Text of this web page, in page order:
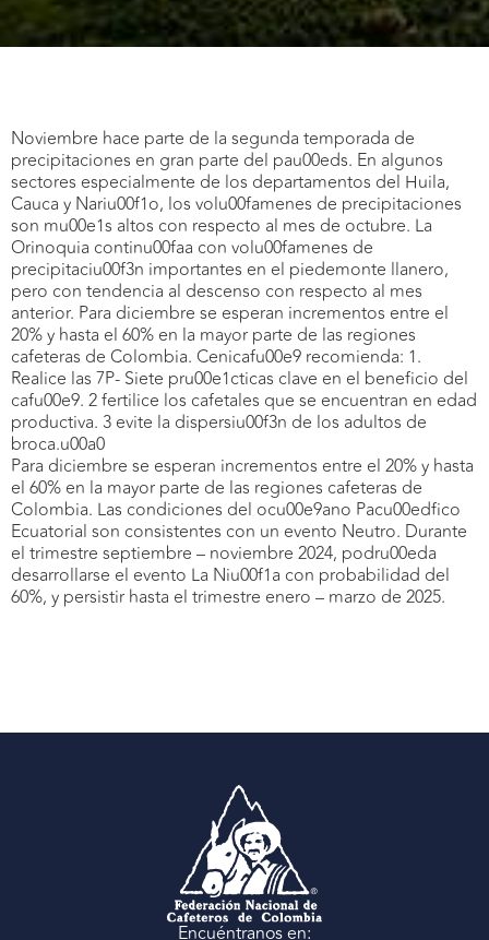
Noviembre hace parte de la segunda temporada de
precipitaciones en gran parte del pau00eds. En algunos
sectores especialmente de los departamentos del Huila,
Cauca y Nariu00f1o, los volu00famenes de precipitaciones
son mu00e1s altos con respecto al mes de octubre. La
Orinoquia continu00faa con volu00famenes de
precipitaciu00f3n importantes en el piedemonte llanero,
pero con tendencia al descenso con respecto al mes
anterior. Para diciembre se esperan incrementos entre el
20% y hasta el 60% en la mayor parte de las regiones
cafeteras de Colombia. Cenicafu00e9 recomienda: 1.
Realice las 7P- Siete pru00e1cticas clave en el beneficio del
cafu00e9. 2 fertilice los cafetales que se encuentran en edad
productiva. 3 evite la dispersiu00f3n de los adultos de
broca.u00a0
Para diciembre se esperan incrementos entre el 20% y hasta
el 60% en la mayor parte de las regiones cafeteras de
Colombia. Las condiciones del ocu00e9ano Pacu00edfico
Ecuatorial son consistentes con un evento Neutro. Durante
el trimestre septiembre – noviembre 2024, podru00eda
desarrollarse el evento La Niu00f1a con probabilidad del
60%, y persistir hasta el trimestre enero – marzo de 2025.
Encuéntranos en: